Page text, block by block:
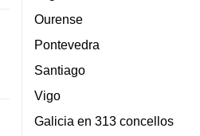
Ourense
Pontevedra
Santiago
Vigo
Galicia en 313 concellos